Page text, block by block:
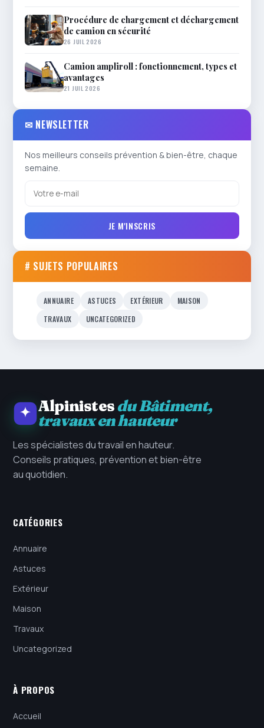
Procédure de chargement et déchargement
de camion en sécurité
26 JUIL 2026
Camion ampliroll : fonctionnement, types et
avantages
21 JUIL 2026
✉ NEWSLETTER
Nos meilleurs conseils prévention & bien-être, chaque
semaine.
JE M'INSCRIS
# SUJETS POPULAIRES
ANNUAIRE ASTUCES EXTÉRIEUR
MAISON
TRAVAUX
UNCATEGORIZED
Alpinistesdu Bâtiment,
travaux en hauteur
Les spécialistes du travail en hauteur.
Conseils pratiques, prévention et bien-être
au quotidien.
CATÉGORIES
Annuaire
Astuces
Extérieur
Maison
Travaux
Uncategorized
À PROPOS
Accueil